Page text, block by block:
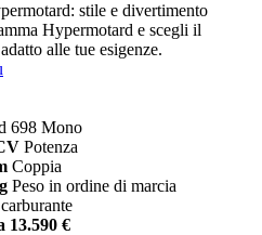
stile e divertimento
Hypermotard e scegli il
alle tue esigenze.
698 Mono
Potenza
Coppia
Peso in ordine di marcia
13.590 €